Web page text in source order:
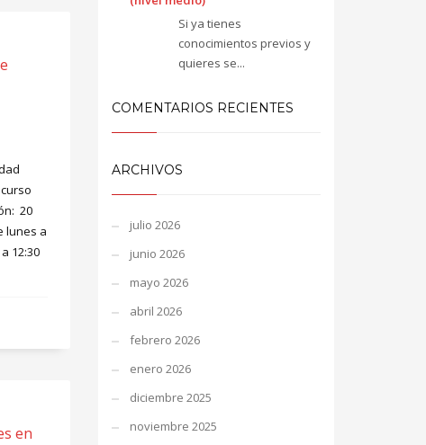
20
lunes a
12:30
en
Si ya tienes
conocimientos previos y
quieres se...
COMENTARIOS RECIENTES
ARCHIVOS
julio 2026
junio 2026
mayo 2026
abril 2026
febrero 2026
enero 2026
diciembre 2025
noviembre 2025